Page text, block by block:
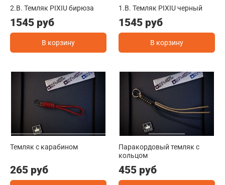
2.B. Темляк PIXIU бирюза
1545 руб
В корзину
1.B. Темляк PIXIU черный
1545 руб
В корзину
Темляк с карабином
265 руб
Паракордовый темляк с
кольцом
455 руб